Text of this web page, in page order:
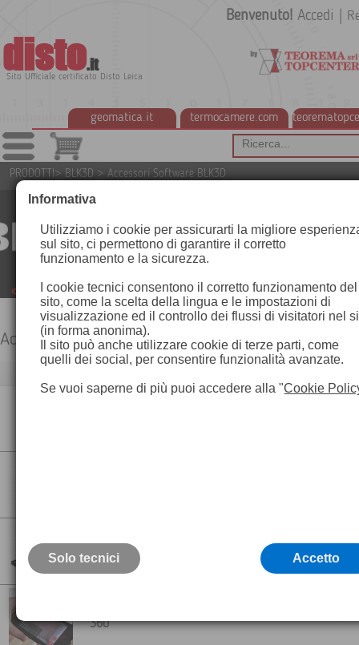
disto.it
Sito Ufficiale certificato Disto Leica
geomatica.it termocamere.com
Benvenuto! Accedi
PRODOTTI> BLK3D > Accessori Software BLK3D
Accessori Software BLK3D
Licenza Base Float BLK3D Desktop
360
Informativa
Utilizziamo i cookie per assicurarti la migliore
sul sito, ci permettono di garantire il corretto
funzionamento e la sicurezza.
I cookie tecnici consentono il corretto funzionamento del
sito, come la scelta della lingua e le impostazioni di
visualizzazione ed il controllo dei flussi di visitatori nel
(in forma anonima).
Il sito può anche utilizzare cookie di terze parti, come
quelli dei social, per consentire funzionalità avanzate.
Se vuoi saperne di più puoi accedere alla "Cookie
Solo tecnici Accetto